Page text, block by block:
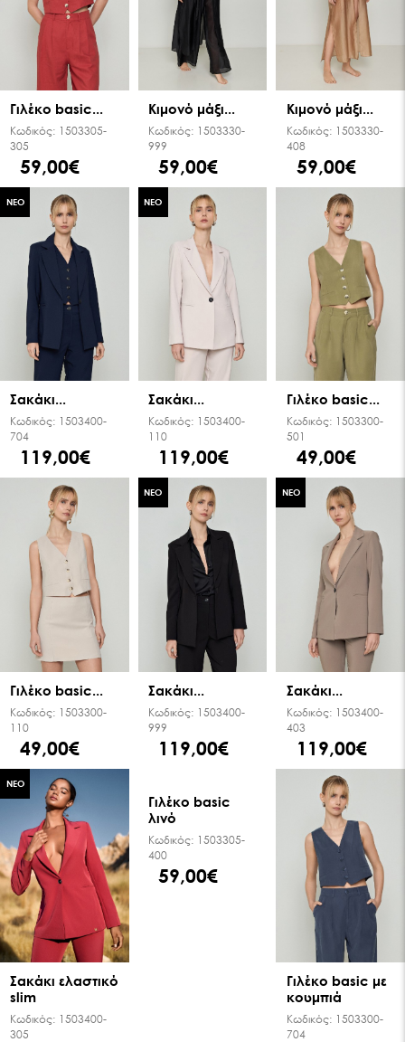
Γιλέκο basic...
Κωδικός: 1503305-
305
59,00€
Κιμονό μάξι...
Κωδικός: 1503330-
999
59,00€
Κιμονό μάξι...
Κωδικός: 1503330-
408
59,00€
ΝΕΟ
Σακάκι...
Κωδικός: 1503400-
704
119,00€
ΝΕΟ
Σακάκι...
Κωδικός: 1503400-
110
119,00€
Γιλέκο basic...
Κωδικός: 1503300-
501
49,00€
Γιλέκο basic...
Κωδικός: 1503300-
110
49,00€
ΝΕΟ
Σακάκι...
Κωδικός: 1503400-
999
119,00€
ΝΕΟ
Σακάκι...
Κωδικός: 1503400-
403
119,00€
ΝΕΟ
Σακάκι ελαστικό
slim
Κωδικός: 1503400-
305
Γιλέκο basic
λινό
Κωδικός: 1503305-
400
59,00€
Γιλέκο basic με
κουμπιά
Κωδικός: 1503300-
704